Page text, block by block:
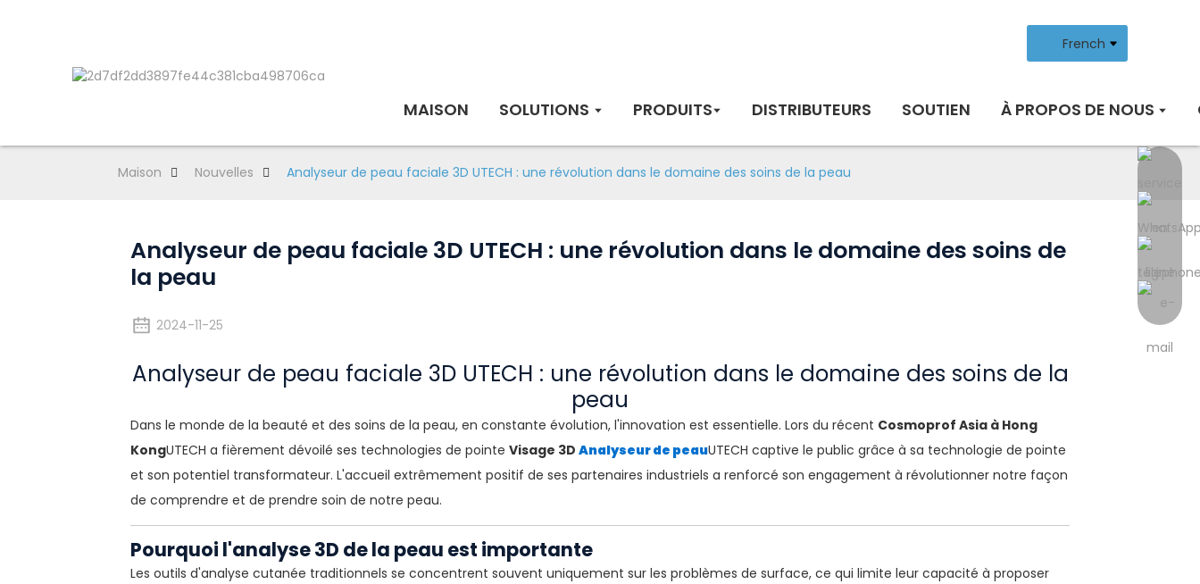
French
MAISON SOLUTIONS PRODUITS DISTRIBUTEURS SOUTIEN À PROPOS DE NOUS
Maison Nouvelles Analyseur de peau faciale 3D UTECH : une révolution dans le domaine des soins de la peau
Analyseur de peau faciale 3D UTECH : une révolution dans le domaine des soins de
la peau
2024-11-25
Analyseur de peau faciale 3D UTECH : une révolution dans le domaine des soins de la
peau
Dans le monde de la beauté et des soins de la peau, en constante évolution, l'innovation est essentielle. Lors du récent Cosmoprof Asia à Hong
KongUTECH a fièrement dévoilé ses technologies de pointe Visage 3D Analyseur de peauUTECH captive le public grâce à sa technologie de pointe
et son potentiel transformateur. L'accueil extrêmement positif de ses partenaires industriels a renforcé son engagement à révolutionner notre façon
de comprendre et de prendre soin de notre peau.
Pourquoi l'analyse 3D de la peau est importante
Les outils d'analyse cutanée traditionnels se concentrent souvent uniquement sur les problèmes de surface, ce qui limite leur capacité à proposer